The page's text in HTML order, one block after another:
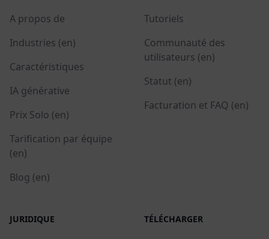
A propos de
Industries (en)
Caractéristiques
IA générative
Prix Solo (en)
Tarification par équipe
(en)
Blog (en)
Tutoriels
Communauté des
utilisateurs (en)
Statut (en)
Facturation et FAQ (en)
JURIDIQUE TÉLÉCHARGER